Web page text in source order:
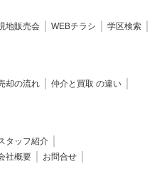
地販売会 WEBチラシ
学区検索
却の流れ
仲介と買取 の違い
タッフ紹介
社概要
お問合せ